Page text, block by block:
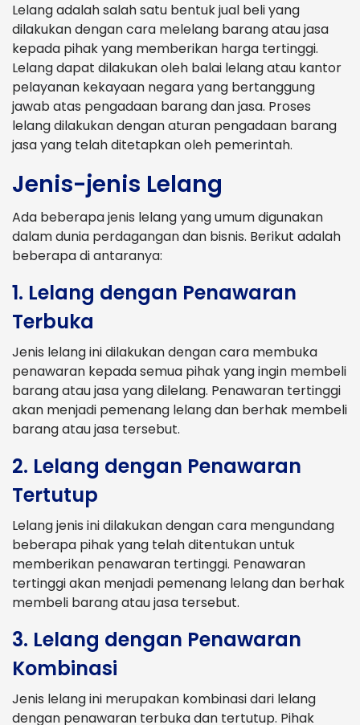
Lelang adalah salah satu bentuk jual beli yang
dilakukan dengan cara melelang barang atau jasa
kepada pihak yang memberikan harga tertinggi.
Lelang dapat dilakukan oleh balai lelang atau kantor
pelayanan kekayaan negara yang bertanggung
jawab atas pengadaan barang dan jasa. Proses
lelang dilakukan dengan aturan pengadaan barang
jasa yang telah ditetapkan oleh pemerintah.
Jenis-jenis Lelang
Ada beberapa jenis lelang yang umum digunakan
dalam dunia perdagangan dan bisnis. Berikut adalah
beberapa di antaranya:
1. Lelang dengan Penawaran
Terbuka
Jenis lelang ini dilakukan dengan cara membuka
penawaran kepada semua pihak yang ingin membeli
barang atau jasa yang dilelang. Penawaran tertinggi
akan menjadi pemenang lelang dan berhak membeli
barang atau jasa tersebut.
2. Lelang dengan Penawaran
Tertutup
Lelang jenis ini dilakukan dengan cara mengundang
beberapa pihak yang telah ditentukan untuk
memberikan penawaran tertinggi. Penawaran
tertinggi akan menjadi pemenang lelang dan berhak
membeli barang atau jasa tersebut.
3. Lelang dengan Penawaran
Kombinasi
Jenis lelang ini merupakan kombinasi dari lelang
dengan penawaran terbuka dan tertutup. Pihak